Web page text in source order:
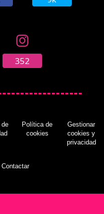
352
de
Política de
cookies
Gestionar
cookies y
privacidad
Contactar